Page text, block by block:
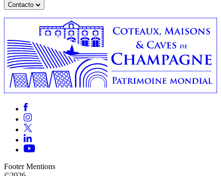
Contacto
Footer Mentions